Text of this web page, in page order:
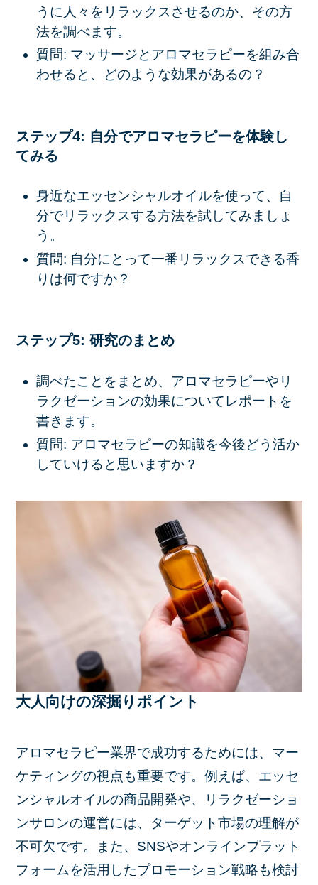
うに人々をリラックスさせるのか、その方
法を調べます。
質問: マッサージとアロマセラピーを組み合
わせると、どのような効果があるの？
ステップ4: 自分でアロマセラピーを体験し
てみる
身近なエッセンシャルオイルを使って、自
分でリラックスする方法を試してみましょ
う。
質問: 自分にとって一番リラックスできる香
りは何ですか？
ステップ5: 研究のまとめ
調べたことをまとめ、アロマセラピーやリ
ラクゼーションの効果についてレポートを
書きます。
質問: アロマセラピーの知識を今後どう活か
していけると思いますか？
大人向けの深掘りポイント
アロマセラピー業界で成功するためには、マー
ケティングの視点も重要です。例えば、エッセ
ンシャルオイルの商品開発や、リラクゼーショ
ンサロンの運営には、ターゲット市場の理解が
不可欠です。また、SNSやオンラインプラット
フォームを活用したプロモーション戦略も検討